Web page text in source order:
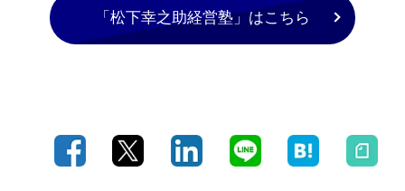
「松下幸之助経営塾」はこちら